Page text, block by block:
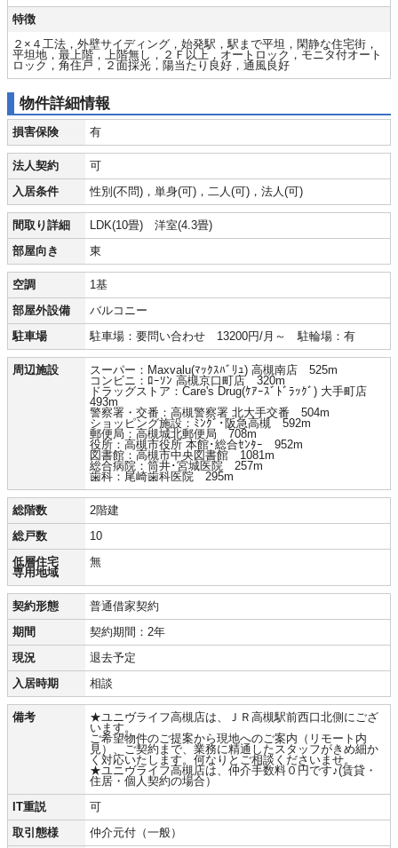
特徴
２×４工法，外壁サイディング，始発駅，駅まで平坦，閑静な住宅街，
平坦地，最上階，上階無し，２Ｆ以上，オートロック，モニタ付オート
ロック，角住戸，２面採光，陽当たり良好，通風良好
物件詳細情報
損害保険 有
法人契約 可
入居条件 性別(不問)，単身(可)，二人(可)，法人(可)
間取り詳細 LDK(10畳) 洋室(4.3畳)
部屋向き 東
空調 1基
部屋外設備 バルコニー
駐車場 駐車場：要問い合わせ 13200円/月～ 駐輪場：有
周辺施設
スーパー：Maxvalu(ﾏｯｸｽﾊﾞﾘｭ) 高槻南店 525m
コンビニ：ﾛｰｿﾝ 高槻京口町店 320m
ドラッグストア：Care's Drug(ｹｱｰｽﾞﾄﾞﾗｯｸﾞ) 大手町店
493m
警察署・交番：高槻警察署 北大手交番 504m
ショッピング施設：ﾐﾝｸﾞ･阪急高槻 592m
郵便局：高槻城北郵便局 708m
役所：高槻市役所 本館･総合ｾﾝﾀｰ 952m
図書館：高槻市中央図書館 1081m
総合病院：筒井･宮城医院 257m
歯科：尾崎歯科医院 295m
総階数 2階建
総戸数 10
低層住宅
専用地域
無
契約形態 普通借家契約
期間 契約期間：2年
現況 退去予定
入居時期 相談
備考
★ユニヴライフ高槻店は、ＪＲ高槻駅前西口北側にござ
います。
ご希望物件のご提案から現地へのご案内（リモート内
見）、ご契約まで、業務に精通したスタッフがきめ細か
く対応いたします。何なりとご相談くださいませ。
★ユニヴライフ高槻店は、仲介手数料０円です♪(賃貸・
住居・個人契約の場合）
IT重説 可
取引態様 仲介元付（一般）